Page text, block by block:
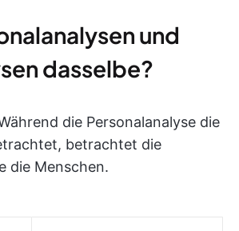
und
dasselbe?
die Personalanalyse die
betrachtet die
die Menschen.